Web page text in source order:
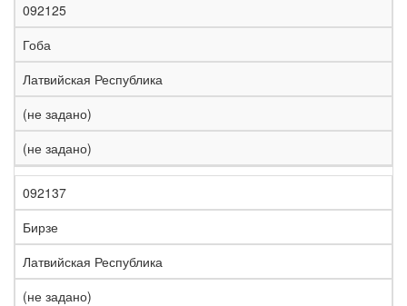
К
о
д
Н
а
з
в
а
н
и
е
С
т
а
а
е
е
з
н
я
о
о
а
е
и
н
092125
Гоба
Латвийская Республика
(не задано)
(не задано)
092137
Бирзе
Латвийская Республика
(не задано)